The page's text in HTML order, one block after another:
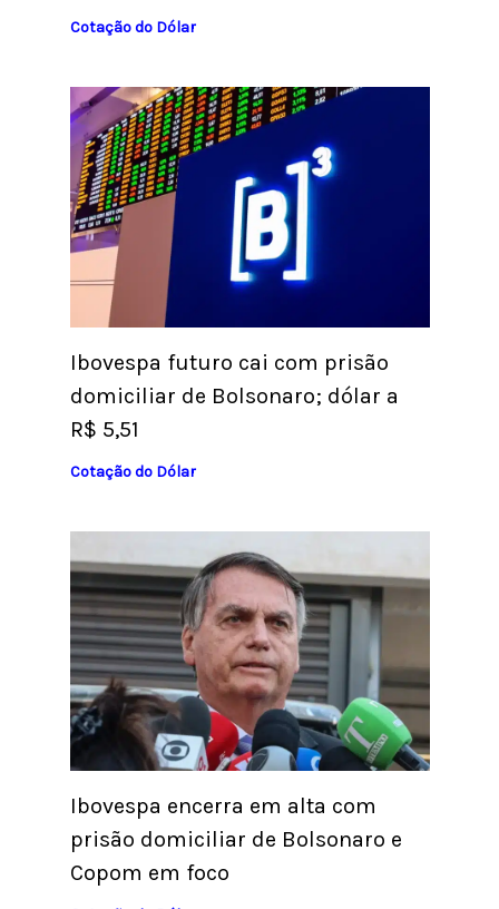
Cotação do Dólar
Ibovespa futuro cai com prisão
domiciliar de Bolsonaro; dólar a
R$ 5,51
Cotação do Dólar
Ibovespa encerra em alta com
prisão domiciliar de Bolsonaro e
Copom em foco